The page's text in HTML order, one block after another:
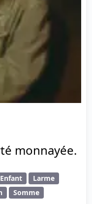
monnayée.
Enfant
Larme
Somme